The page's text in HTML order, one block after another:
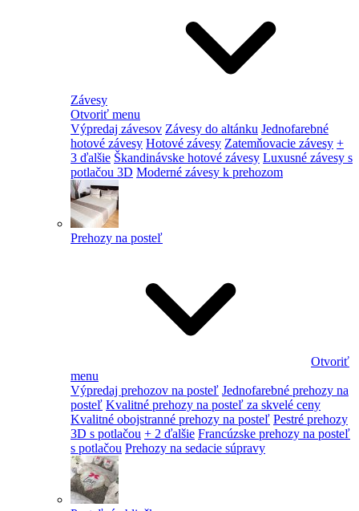
Závesy
Otvoriť menu
Výpredaj závesov Závesy do altánku Jednofarebné
hotové závesy Hotové závesy Zatemňovacie závesy +
3 ďalšie Škandinávske hotové závesy Luxusné závesy s
potlačou 3D Moderné závesy k prehozom
Prehozy na posteľ
Otvoriť
menu
Výpredaj prehozov na posteľ Jednofarebné prehozy na
posteľ Kvalitné prehozy na posteľ za skvelé ceny
Kvalitné obojstranné prehozy na posteľ Pestré prehozy
3D s potlačou + 2 ďalšie Francúzske prehozy na posteľ
s potlačou Prehozy na sedacie súpravy